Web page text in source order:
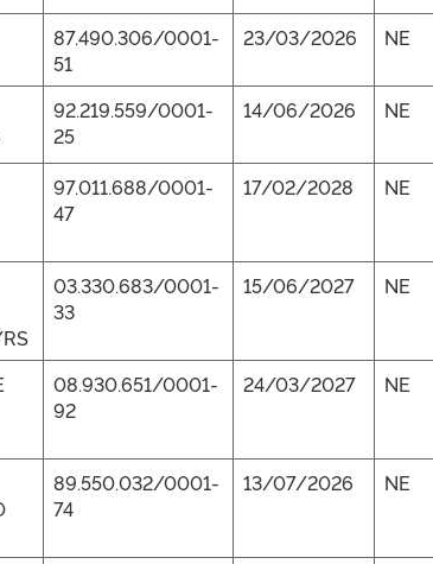
87.490.306/0001-
51
23/03/2026 NE
92.219.559/0001-
25
14/06/2026 NE
97.011.688/0001-
47
17/02/2028 NE
03.330.683/0001-
33
15/06/2027 NE
08.930.651/0001-
92
24/03/2027 NE
89.550.032/0001-
74
13/07/2026 NE